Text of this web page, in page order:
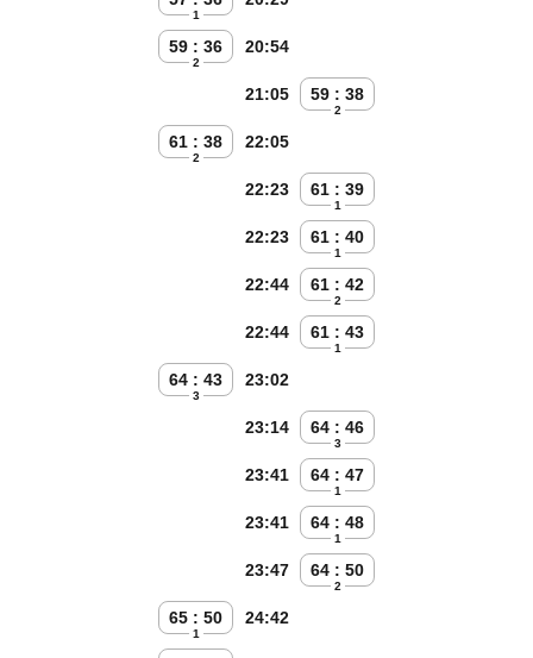
1
59 : 36
2
20:54
59 : 38
2
21:05
61 : 38
2
22:05
61 : 39
1
22:23
61 : 40
1
22:23
61 : 42
2
22:44
61 : 43
1
22:44
64 : 43
3
23:02
64 : 46
3
23:14
64 : 47
1
23:41
64 : 48
1
23:41
64 : 50
2
23:47
65 : 50
1
24:42